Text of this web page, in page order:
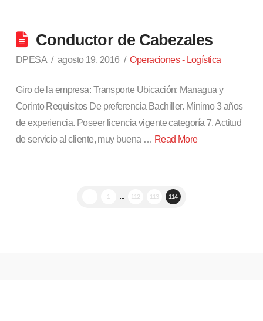
Conductor de Cabezales
DPESA agosto 19, 2016 Operaciones - Logística
Giro de la empresa: Transporte Ubicación: Managua y
Corinto Requisitos De preferencia Bachiller. Mínimo 3 años
de experiencia. Poseer licencia vigente categoría 7. Actitud
de servicio al cliente, muy buena … Read More
← 1 112 113 114